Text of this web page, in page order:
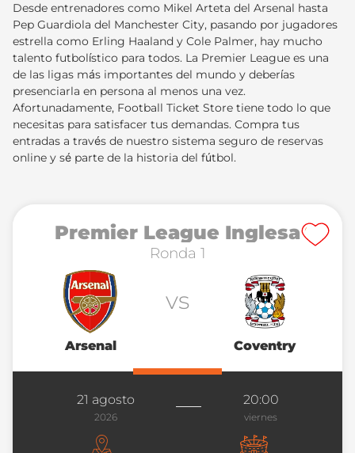
Desde entrenadores como Mikel Arteta del Arsenal hasta
Pep Guardiola del Manchester City, pasando por jugadores
estrella como Erling Haaland y Cole Palmer, hay mucho
talento futbolístico para todos. La Premier League es una
de las ligas más importantes del mundo y deberías
presenciarla en persona al menos una vez.
Afortunadamente, Football Ticket Store tiene todo lo que
necesitas para satisfacer tus demandas. Compra tus
entradas a través de nuestro sistema seguro de reservas
online y sé parte de la historia del fútbol.
Premier League Inglesa
Ronda 1
Arsenal
vs
Coventry
21 agosto
2026
20:00
viernes